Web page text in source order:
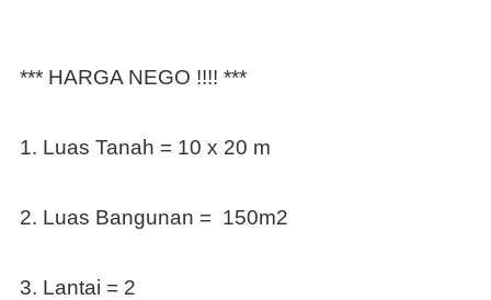
*** HARGA NEGO !!!! ***
1. Luas Tanah = 10 x 20 m
2. Luas Bangunan = 150m2
3. Lantai = 2